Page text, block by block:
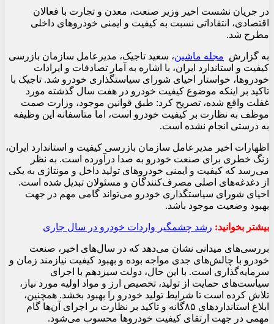
در جریان نشست اخیر وزیر صنعت، معدن و تجارت با فعالان
اقتصادی، انتقاداتی نسبت به کیفیت و ایمنی خودروهای داخلی
مطرح شد.
به گزارش مجله ماشین، سعید تاجیک، مدیرعامل سازمان بازرسی
کیفیت و استاندارد ایران، با اشاره به آمار تصادفات و ایرادات
خودروها، خواستار احیای شورای سیاستگذاری خودرو شد. تاجیک با
تاکید بر اینکه موضوع کیفیت خودرو در هفت سال گذشته مورد
غفلت واقع شده، تصریح کرد: طبق قوانین موجود، وزارت صمت
موظف به نظارت بر کیفیت خودرو است، اما متاسفانه این وظیفه
به درستی انجام نشده است.
اظهارات اخیر مدیرعامل سازمان بازرسی کیفیت و استاندارد ایران،
زنگ خطری برای صنعت خودرو به صدا درآورده است. به نظر
می‌رسد که کیفیت و ایمنی خودروهای تولید داخل و مونتاژی به یکی
از دغدغه‌های اصلی مصرف‌کنندگان و مسئولان تبدیل شده است.
احیای شورای سیاستگذاری خودرو می‌تواند گامی مهم در جهت
بهبود وضعیت موجود باشد.
بیشتر بخوانید: رشد چشمگیر واردات خودرو در سال جاری
بررسی‌های میدانی نشان می‌دهد که در سال‌های اخیر، صنعت
خودرو با چالش‌های جدی مواجه بوده و بهبود کیفیت نیازمند زمان و
سرمایه‌گذاری است. با این حال، دولت سیزدهم با اجرای
سیاست‌های حمایت از تولید، تخصیص ارز و مواد اولیه مورد نیاز،
تلاش کرده است تا شرایط تولید خودرو را بهبود بخشد. همچنین،
ابلاغ استانداردهای ۸۵گانه و تاکید بر نظارت بر اجرای آن‌ها گام
مهمی در جهت ارتقای کیفیت خودروها محسوب می‌شود.